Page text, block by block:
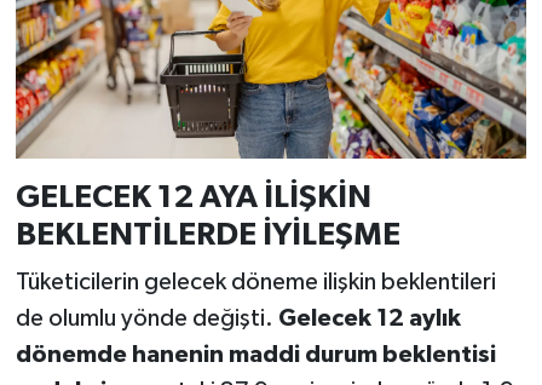
GELECEK 12 AYA İLİŞKİN
BEKLENTİLERDE İYİLEŞME
Tüketicilerin gelecek döneme ilişkin beklentileri
de olumlu yönde değişti. Gelecek 12 aylık
dönemde hanenin maddi durum beklentisi